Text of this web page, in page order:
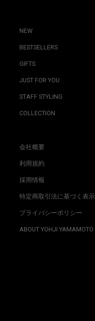
NEW
BESTSELLERS
GIFTS
JUST FOR YOU
STAFF STYLING
COLLECTION
会社概要
利用規約
採用情報
特定商取引法に基づく表示
プライバシーポリシー
ABOUT YOHJI YAMAMOTO